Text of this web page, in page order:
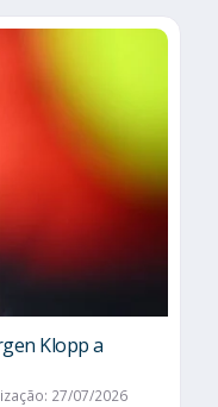
Klopp a
27/07/2026